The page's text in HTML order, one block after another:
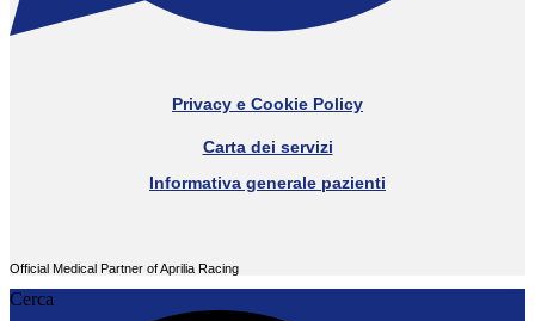
Privacy e Cookie Policy
Carta dei servizi
Informativa generale pazienti
Official Medical Partner of Aprilia Racing
Cerca